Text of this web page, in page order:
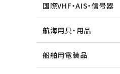
漁業用資材
本多電子株式会社
国際VHF・AIS・信号器
航海用具・用品
船舶用電装品